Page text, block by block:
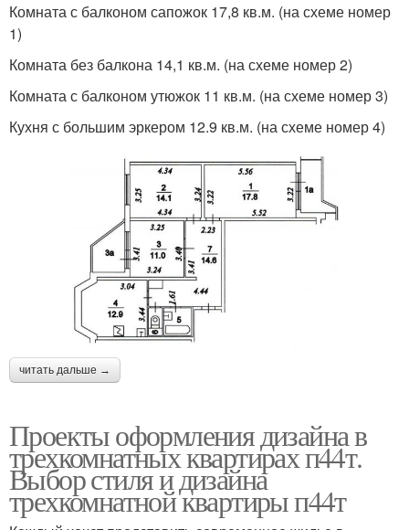
Комната с балконом сапожок 17,8 кв.м. (на схеме номер
1)
Комната без балкона 14,1 кв.м. (на схеме номер 2)
Комната с балконом утюжок 11 кв.м. (на схеме номер 3)
Кухня с большим эркером 12.9 кв.м. (на схеме номер 4)
читать дальше →
Проекты оформления дизайна в
трехкомнатных квартирах п44т.
Выбор стиля и дизайна
трехкомнатной квартиры п44т